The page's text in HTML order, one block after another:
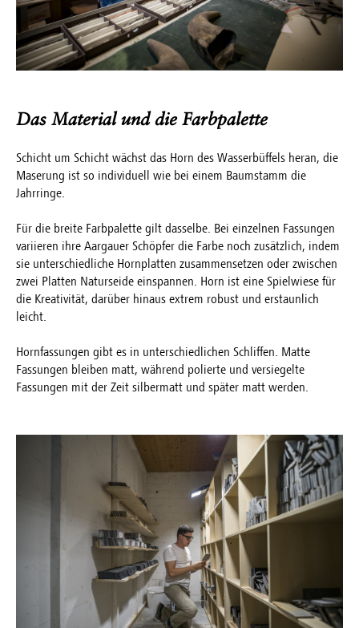
Das Material und die Farbpalette
Schicht um Schicht wächst das Horn des Wasserbüffels heran, die
Maserung ist so individuell wie bei einem Baumstamm die
Jahrringe.
Für die breite Farbpalette gilt dasselbe. Bei einzelnen Fassungen
variieren ihre Aargauer Schöpfer die Farbe noch zusätzlich, indem
sie unterschiedliche Hornplatten zusammensetzen oder zwischen
zwei Platten Naturseide einspannen. Horn ist eine Spielwiese für
die Kreativität, darüber hinaus extrem robust und erstaunlich
leicht.
Hornfassungen gibt es in unterschiedlichen Schliffen. Matte
Fassungen bleiben matt, während polierte und versiegelte
Fassungen mit der Zeit silbermatt und später matt werden.